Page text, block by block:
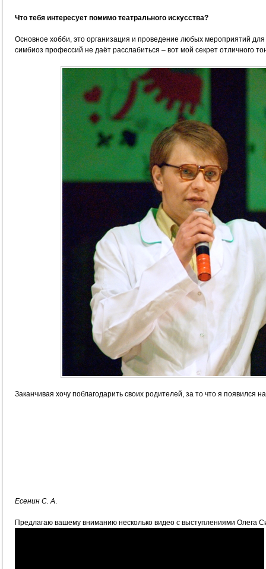
Что тебя интересует помимо театрального искусства?
Основное хобби, это организация и проведение любых мероприятий для
симбиоз профессий не даёт расслабиться – вот мой секрет отличного
Заканчивая хочу поблагодарить своих родителей, за то что я появился
Есенин С. А.
Предлагаю вашему вниманию несколько видео с выступлениями Олега